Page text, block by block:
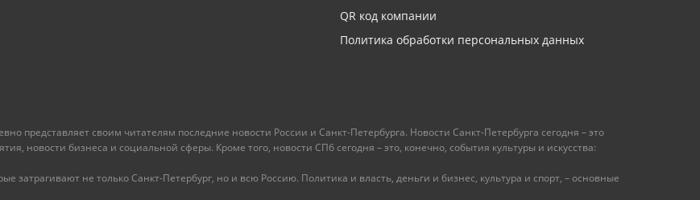
QR код компании
Политика обработки персональных данных
представляет своим читателям последние новости России и Санкт-Петербурга. Новости Санкт-Петербурга сегодня – это
новости бизнеса и социальной сферы. Кроме того, новости СПб сегодня – это, конечно, события культуры и искусства:
затрагивают не только Санкт-Петербург, но и всю Россию. Политика и власть, деньги и бизнес, культура и спорт, – основные